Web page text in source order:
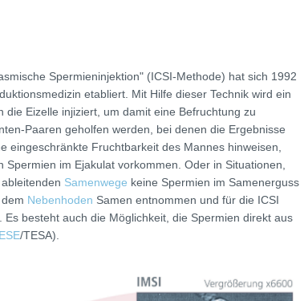
Spermieninjektion" (ICSI-Methode) hat sich 1992
etabliert. Mit Hilfe dieser Technik wird ein
die Eizelle injiziert, um damit eine Befruchtung zu
Paaren geholfen werden, bei denen die Ergebnisse
eingeschränkte Fruchtbarkeit des Mannes hinweisen,
Spermien im Ejakulat vorkommen. Oder in Situationen,
Samenwege keine Spermien im Samenerguss
Nebenhoden Samen entnommen und für die ICSI
besteht auch die Möglichkeit, die Spermien direkt aus
/TESA).